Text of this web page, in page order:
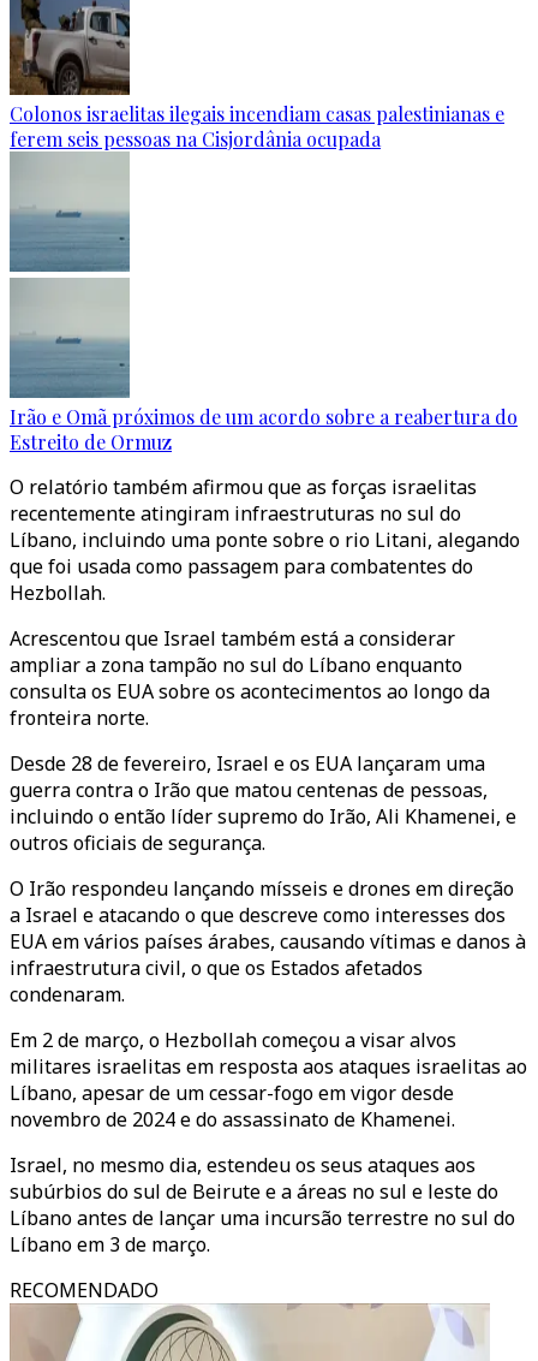
Colonos israelitas ilegais incendiam casas palestinianas e
ferem seis pessoas na Cisjordânia ocupada
Irão e Omã próximos de um acordo sobre a reabertura do
Estreito de Ormuz
O relatório também afirmou que as forças israelitas
recentemente atingiram infraestruturas no sul do
Líbano, incluindo uma ponte sobre o rio Litani, alegando
que foi usada como passagem para combatentes do
Hezbollah.
Acrescentou que Israel também está a considerar
ampliar a zona tampão no sul do Líbano enquanto
consulta os EUA sobre os acontecimentos ao longo da
fronteira norte.
Desde 28 de fevereiro, Israel e os EUA lançaram uma
guerra contra o Irão que matou centenas de pessoas,
incluindo o então líder supremo do Irão, Ali Khamenei, e
outros oficiais de segurança.
O Irão respondeu lançando mísseis e drones em direção
a Israel e atacando o que descreve como interesses dos
EUA em vários países árabes, causando vítimas e danos à
infraestrutura civil, o que os Estados afetados
condenaram.
Em 2 de março, o Hezbollah começou a visar alvos
militares israelitas em resposta aos ataques israelitas ao
Líbano, apesar de um cessar-fogo em vigor desde
novembro de 2024 e do assassinato de Khamenei.
Israel, no mesmo dia, estendeu os seus ataques aos
subúrbios do sul de Beirute e a áreas no sul e leste do
Líbano antes de lançar uma incursão terrestre no sul do
Líbano em 3 de março.
RECOMENDADO